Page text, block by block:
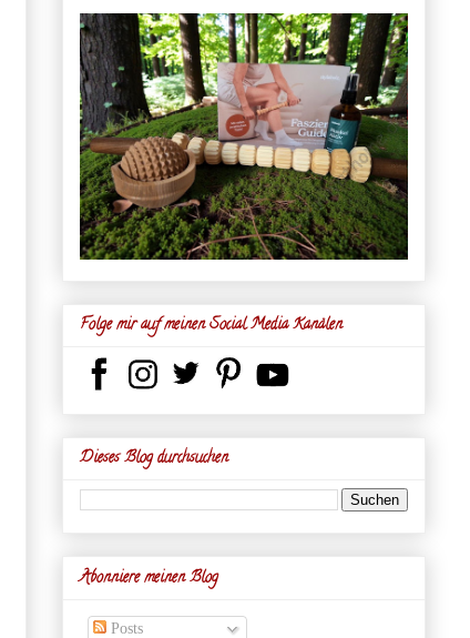
Folge mir auf meinen Social Media Kanälen
Dieses Blog durchsuchen
Abonniere meinen Blog
Posts